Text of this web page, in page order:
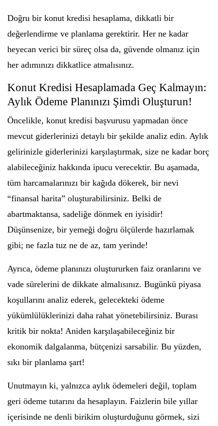
Doğru bir konut kredisi hesaplama, dikkatli bir
değerlendirme ve planlama gerektirir. Her ne kadar
heyecan verici bir süreç olsa da, güvende olmanız için
her adımınızı dikkatlice atmalısınız.
Konut Kredisi Hesaplamada Geç Kalmayın:
Aylık Ödeme Planınızı Şimdi Oluşturun!
Öncelikle, konut kredisi başvurusu yapmadan önce
mevcut giderlerinizi detaylı bir şekilde analiz edin. Aylık
gelirinizle giderlerinizi karşılaştırmak, size ne kadar borç
alabileceğiniz hakkında ipucu verecektir. Bu aşamada,
tüm harcamalarınızı bir kağıda dökerek, bir nevi
“finansal harita” oluşturabilirsiniz. Belki de
abartmaktansa, sadeliğe dönmek en iyisidir!
Düşünsenize, bir yemeği doğru ölçülerde hazırlamak
gibi; ne fazla tuz ne de az, tam yerinde!
Ayrıca, ödeme planınızı oluştururken faiz oranlarını ve
vade sürelerini de dikkate almalısınız. Bugünkü piyasa
koşullarını analiz ederek, gelecekteki ödeme
yükümlülüklerinizi daha rahat yönetebilirsiniz. Burası
kritik bir nokta! Aniden karşılaşabileceğiniz bir
ekonomik dalgalanma, bütçenizi sarsabilir. Bu yüzden,
sıkı bir planlama şart!
Unutmayın ki, yalnızca aylık ödemeleri değil, toplam
geri ödeme tutarını da hesaplayın. Faizlerin bile yıllar
içerisinde ne denli birikim oluşturduğunu görmek, sizi